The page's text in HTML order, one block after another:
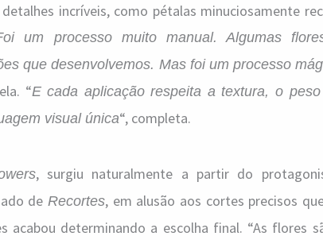
incríveis, como pétalas minuciosamente
um processo muito manual. Algumas
que desenvolvemos. Mas foi um processo
“E cada aplicação respeita a textura, o
visual única“, completa.
, surgiu naturalmente a partir do
de Recortes, em alusão aos cortes precisos
acabou determinando a escolha final. “As flores